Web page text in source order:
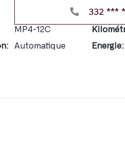
MP4-12C
Automatique Energie: